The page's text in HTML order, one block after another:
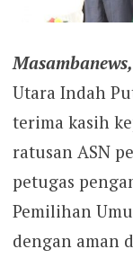
Utara Indah
terima kasih
ratusan ASN
petugas
Pemilihan
dengan aman